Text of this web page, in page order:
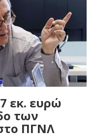
εκ. ευρώ
των
ΠΓΝΛ